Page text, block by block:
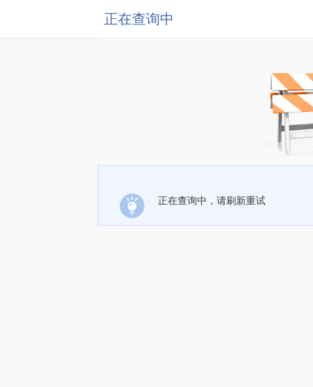
正在查询中
正在查询中，请刷新重试